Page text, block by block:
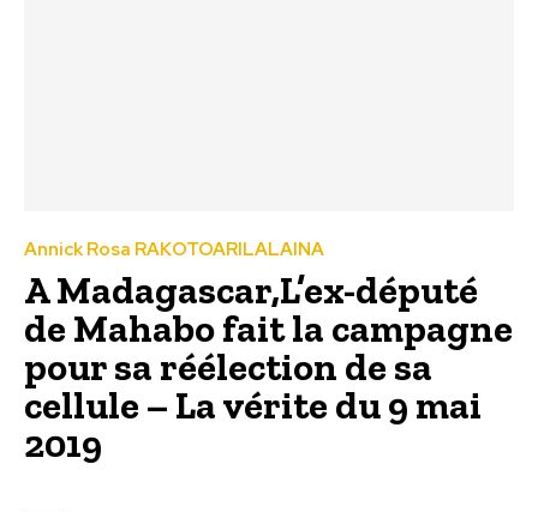
Annick Rosa RAKOTOARILALAINA
A Madagascar,L’ex-député
de Mahabo fait la campagne
pour sa réélection de sa
cellule – La vérite du 9 mai
2019